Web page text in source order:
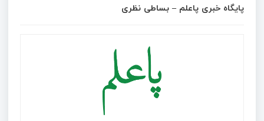
پایگاه خبری پاعلم – بساطی نظری